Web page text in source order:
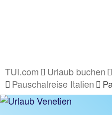
TUI.com Urlaub buchen
Pauschalreise Italien